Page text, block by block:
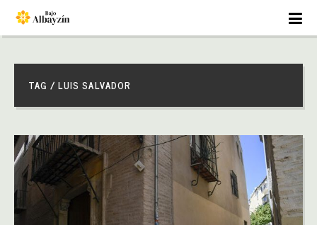
TAG / LUIS SALVADOR